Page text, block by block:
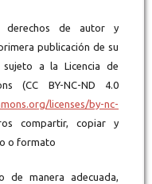
derechos de autor y
publicación de su
sujeto a la Licencia de
(CC BY-NC-ND 4.0
licenses/by-nc-
compartir, copiar y
o formato
de manera adecuada,